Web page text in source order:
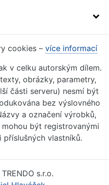
cookies – více informací
v celku autorským dílem.
obrázky, parametry,
části serveru) nesmí být
bez výslovného
a označení výrobků,
být registrovanými
vlastníků.
s.r.o.